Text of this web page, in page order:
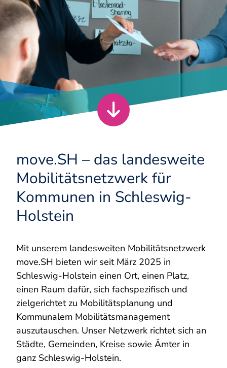
move.SH – das landesweite
Mobilitätsnetzwerk für
Kommunen in Schleswig-
Holstein
Mit unserem landesweiten Mobilitätsnetzwerk
move.SH bieten wir seit März 2025 in
Schleswig-Holstein einen Ort, einen Platz,
einen Raum dafür, sich fachspezifisch und
zielgerichtet zu Mobilitätsplanung und
Kommunalem Mobilitätsmanagement
auszutauschen. Unser Netzwerk richtet sich an
Städte, Gemeinden, Kreise sowie Ämter in
ganz Schleswig-Holstein.